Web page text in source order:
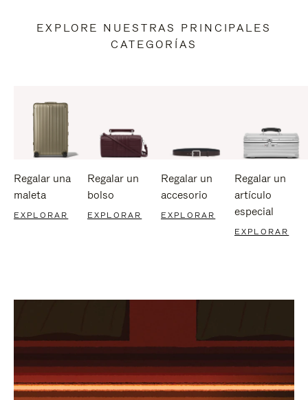
EXPLORE NUESTRAS PRINCIPALES
CATEGORÍAS
Regalar una
maleta
EXPLORAR
Regalar un
bolso
EXPLORAR
Regalar un
accesorio
EXPLORAR
Regalar un
artículo
especial
EXPLORAR